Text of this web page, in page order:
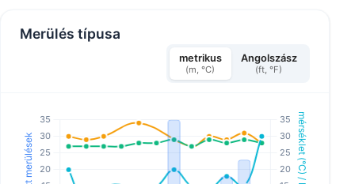
Merülés típusa
metrikus
(m, °C)
Angolszász
(ft, °F)